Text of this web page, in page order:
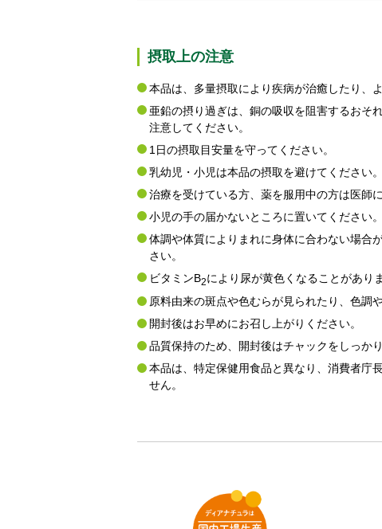
摂取上の注意
本品は、多量摂取により疾病が治癒したり、
亜鉛の摂り過ぎは、銅の吸収を阻害するおそ
注意してください。
1日の摂取目安量を守ってください。
乳幼児・小児は本品の摂取を避けてください。
治療を受けている方、薬を服用中の方は医師
小児の手の届かないところに置いてください。
体調や体質によりまれに身体に合わない場合
さい。
ビタミンB2により尿が黄色くなることがありま
原料由来の斑点や色むらが見られたり、色調
開封後はお早めにお召し上がりください。
品質保持のため、開封後はチャックをしっか
本品は、特定保健用食品と異なり、消費者庁
せん。